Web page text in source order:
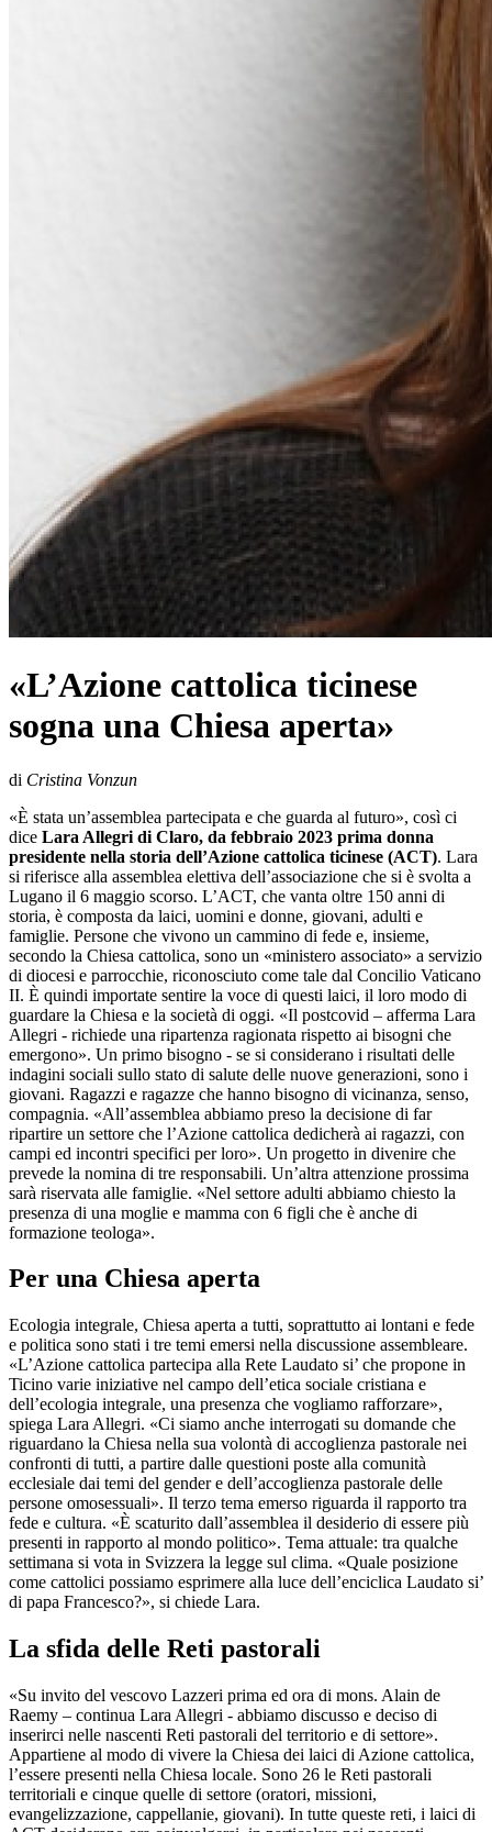
«L’Azione cattolica ticinese
sogna una Chiesa aperta»
di Cristina Vonzun
«È stata un’assemblea partecipata e che guarda al futuro», così ci
dice Lara Allegri di Claro, da febbraio 2023 prima donna
presidente nella storia dell’Azione cattolica ticinese (ACT). Lara
si riferisce alla assemblea elettiva dell’associazione che si è svolta a
Lugano il 6 maggio scorso. L’ACT, che vanta oltre 150 anni di
storia, è composta da laici, uomini e donne, giovani, adulti e
famiglie. Persone che vivono un cammino di fede e, insieme,
secondo la Chiesa cattolica, sono un «ministero associato» a servizio
di diocesi e parrocchie, riconosciuto come tale dal Concilio Vaticano
II. È quindi importate sentire la voce di questi laici, il loro modo di
guardare la Chiesa e la società di oggi. «Il postcovid – afferma Lara
Allegri - richiede una ripartenza ragionata rispetto ai bisogni che
emergono». Un primo bisogno - se si considerano i risultati delle
indagini sociali sullo stato di salute delle nuove generazioni, sono i
giovani. Ragazzi e ragazze che hanno bisogno di vicinanza, senso,
compagnia. «All’assemblea abbiamo preso la decisione di far
ripartire un settore che l’Azione cattolica dedicherà ai ragazzi, con
campi ed incontri specifici per loro». Un progetto in divenire che
prevede la nomina di tre responsabili. Un’altra attenzione prossima
sarà riservata alle famiglie. «Nel settore adulti abbiamo chiesto la
presenza di una moglie e mamma con 6 figli che è anche di
formazione teologa».
Per una Chiesa aperta
Ecologia integrale, Chiesa aperta a tutti, soprattutto ai lontani e fede
e politica sono stati i tre temi emersi nella discussione assembleare.
«L’Azione cattolica partecipa alla Rete Laudato si’ che propone in
Ticino varie iniziative nel campo dell’etica sociale cristiana e
dell’ecologia integrale, una presenza che vogliamo rafforzare»,
spiega Lara Allegri. «Ci siamo anche interrogati su domande che
riguardano la Chiesa nella sua volontà di accoglienza pastorale nei
confronti di tutti, a partire dalle questioni poste alla comunità
ecclesiale dai temi del gender e dell’accoglienza pastorale delle
persone omosessuali». Il terzo tema emerso riguarda il rapporto tra
fede e cultura. «È scaturito dall’assemblea il desiderio di essere più
presenti in rapporto al mondo politico». Tema attuale: tra qualche
settimana si vota in Svizzera la legge sul clima. «Quale posizione
come cattolici possiamo esprimere alla luce dell’enciclica Laudato si’
di papa Francesco?», si chiede Lara.
La sfida delle Reti pastorali
«Su invito del vescovo Lazzeri prima ed ora di mons. Alain de
Raemy – continua Lara Allegri - abbiamo discusso e deciso di
inserirci nelle nascenti Reti pastorali del territorio e di settore».
Appartiene al modo di vivere la Chiesa dei laici di Azione cattolica,
l’essere presenti nella Chiesa locale. Sono 26 le Reti pastorali
territoriali e cinque quelle di settore (oratori, missioni,
evangelizzazione, cappellanie, giovani). In tutte queste reti, i laici di